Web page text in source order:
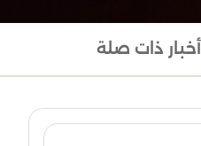
أخبار ذات صلة